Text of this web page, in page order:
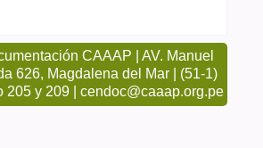
CAAAP | AV. Manuel
626, Magdalena del Mar | (51-1)
205 y 209 | cendoc@caaap.org.pe